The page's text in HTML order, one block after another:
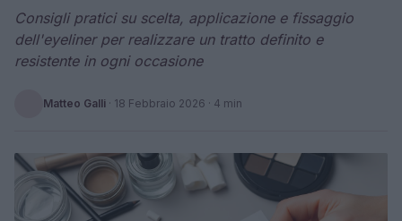
Consigli pratici su scelta, applicazione e fissaggio
dell'eyeliner per realizzare un tratto definito e
resistente in ogni occasione
Matteo Galli · 18 Febbraio 2026 · 4 min